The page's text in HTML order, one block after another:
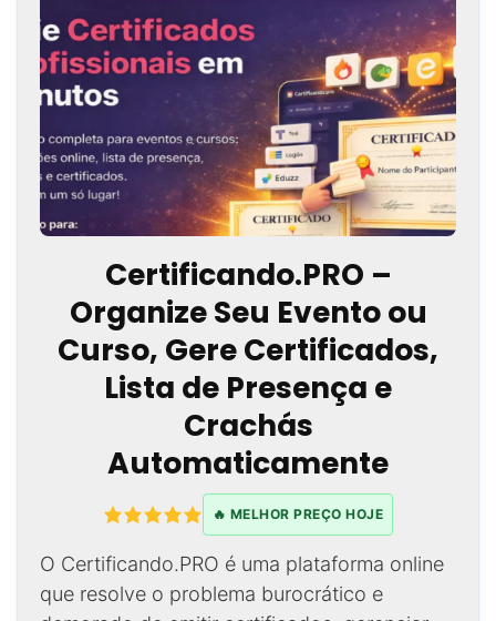
Certificando.PRO –
Organize Seu Evento ou
Curso, Gere Certificados,
Lista de Presença e
Crachás
Automaticamente
🔥 MELHOR PREÇO HOJE
O Certificando.PRO é uma plataforma online
que resolve o problema burocrático e